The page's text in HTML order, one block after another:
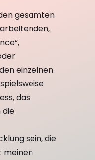
gesamten
einzelnen
das
die
sein, die
meinen